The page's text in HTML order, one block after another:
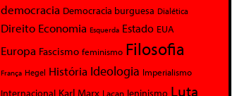
democracia Democracia burguesa Dialética
Direito Economia Esquerda Estado EUA
Europa Fascismo feminismo Filosofia
França Hegel História Ideologia Imperialismo
Internacional Karl Marx Lacan leninismo Luta